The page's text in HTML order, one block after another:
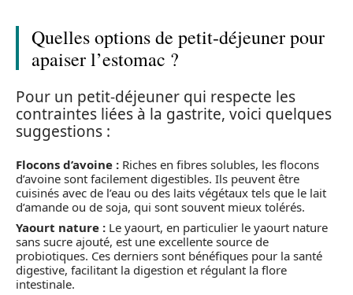
Quelles options de petit-déjeuner pour
apaiser l’estomac ?
Pour un petit-déjeuner qui respecte les
contraintes liées à la gastrite, voici quelques
suggestions :
Flocons d’avoine : Riches en fibres solubles, les flocons
d’avoine sont facilement digestibles. Ils peuvent être
cuisinés avec de l’eau ou des laits végétaux tels que le lait
d’amande ou de soja, qui sont souvent mieux tolérés.
Yaourt nature : Le yaourt, en particulier le yaourt nature
sans sucre ajouté, est une excellente source de
probiotiques. Ces derniers sont bénéfiques pour la santé
digestive, facilitant la digestion et régulant la flore
intestinale.